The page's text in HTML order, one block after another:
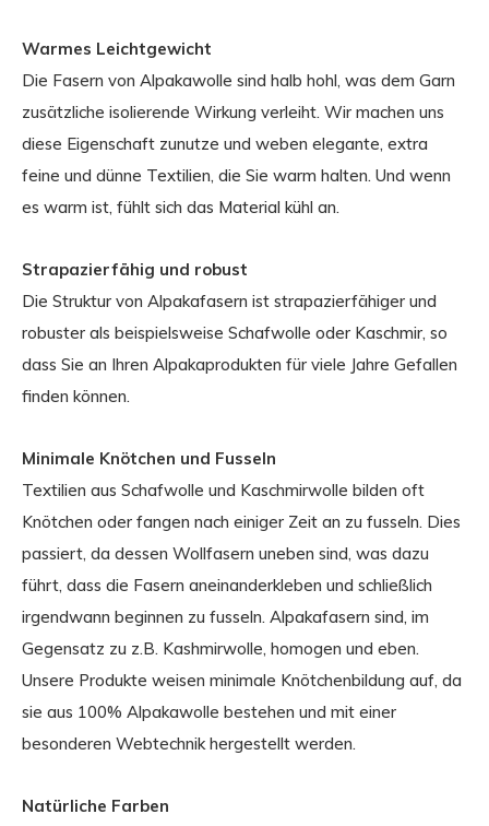
Warmes Leichtgewicht
Die Fasern von Alpakawolle sind halb hohl, was dem Garn
zusätzliche isolierende Wirkung verleiht. Wir machen uns
diese Eigenschaft zunutze und weben elegante, extra
feine und dünne Textilien, die Sie warm halten. Und wenn
es warm ist, fühlt sich das Material kühl an.
Strapazierfähig und robust
Die Struktur von Alpakafasern ist strapazierfähiger und
robuster als beispielsweise Schafwolle oder Kaschmir, so
dass Sie an Ihren Alpakaprodukten für viele Jahre Gefallen
finden können.
Minimale Knötchen und Fusseln
Textilien aus Schafwolle und Kaschmirwolle bilden oft
Knötchen oder fangen nach einiger Zeit an zu fusseln. Dies
passiert, da dessen Wollfasern uneben sind, was dazu
führt, dass die Fasern aneinanderkleben und schließlich
irgendwann beginnen zu fusseln. Alpakafasern sind, im
Gegensatz zu z.B. Kashmirwolle, homogen und eben.
Unsere Produkte weisen minimale Knötchenbildung auf, da
sie aus 100% Alpakawolle bestehen und mit einer
besonderen Webtechnik hergestellt werden.
Natürliche Farben